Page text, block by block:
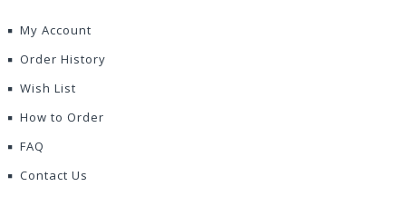
My Account
Order History
Wish List
How to Order
FAQ
Contact Us